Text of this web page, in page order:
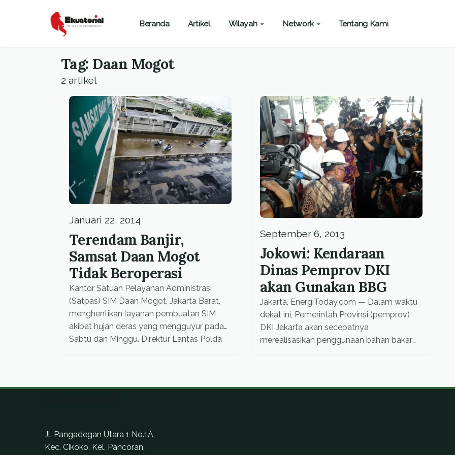
Beranda Artikel Wilayah Network Tentang Kami
Tag: Daan Mogot
2 artikel
Januari 22, 2014
Terendam Banjir,
Samsat Daan Mogot
Tidak Beroperasi
Kantor Satuan Pelayanan Administrasi
(Satpas) SIM Daan Mogot, Jakarta Barat,
menghentikan layanan pembuatan SIM
akibat hujan deras yang mengguyur pada
Sabtu dan Minggu. Direktur Lantas Polda
September 6, 2013
Jokowi: Kendaraan
Dinas Pemprov DKI
akan Gunakan BBG
Jakarta, EnergiToday.com — Dalam waktu
dekat ini, Pemerintah Provinsi (pemprov)
DKI Jakarta akan secepatnya
merealisasikan penggunaan bahan bakar
Joko Widodo, di acara penandatangan
Jl. Pangadegan Utara 1 No.1A,
Kec. Cikoko, Kel. Pancoran,